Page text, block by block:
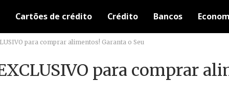
Cartões de crédito Crédito Bancos
para comprar alimentos! Garanta o Seu
para comprar